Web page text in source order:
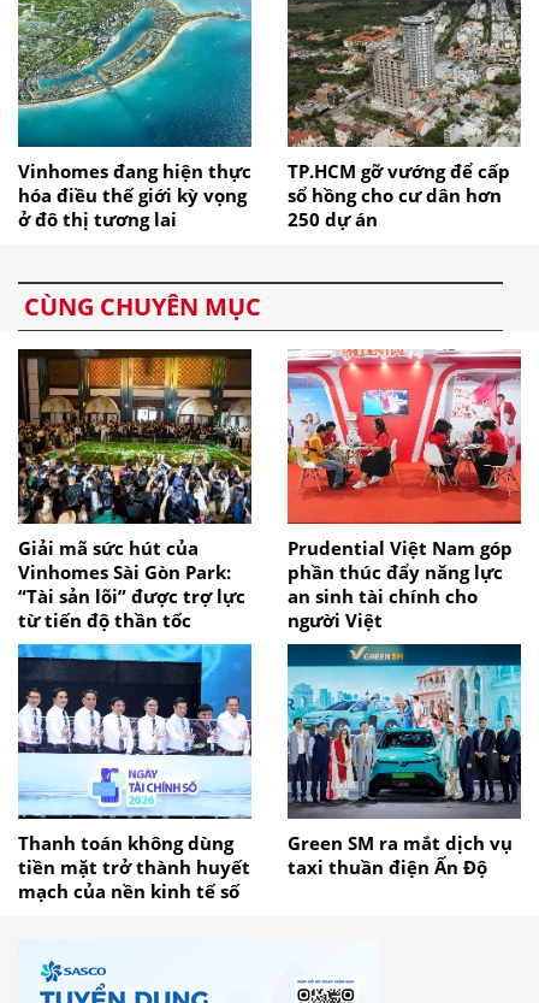
Vinhomes đang hiện thực
hóa điều thế giới kỳ vọng
ở đô thị tương lai
TP.HCM gỡ vướng để cấp
sổ hồng cho cư dân hơn
250 dự án
CÙNG CHUYÊN MỤC
Giải mã sức hút của
Vinhomes Sài Gòn Park:
“Tài sản lõi” được trợ lực
từ tiến độ thần tốc
Prudential Việt Nam góp
phần thúc đẩy năng lực
an sinh tài chính cho
người Việt
Thanh toán không dùng
tiền mặt trở thành huyết
mạch của nền kinh tế số
Green SM ra mắt dịch vụ
taxi thuần điện Ấn Độ